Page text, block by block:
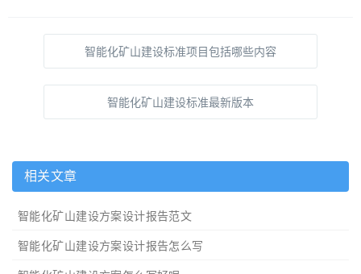
智能化矿山建设标准项目包括哪些内容
智能化矿山建设标准最新版本
相关文章
智能化矿山建设方案设计报告范文
智能化矿山建设方案设计报告怎么写